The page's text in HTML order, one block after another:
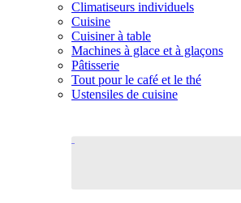
Climatiseurs individuels
Cuisine
Cuisiner à table
Machines à glace et à glaçons
Pâtisserie
Tout pour le café et le thé
Ustensiles de cuisine